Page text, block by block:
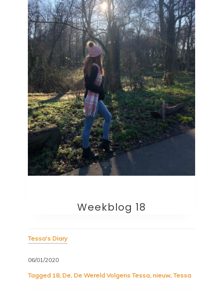
Weekblog 18
Tessa's Diary
06/01/2020
Tagged 18, De, De Wereld Volgens Tessa, nieuw, Tessa